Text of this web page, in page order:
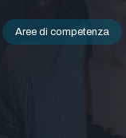
Aree di competenza